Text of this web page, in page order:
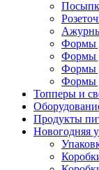
Формы
Формы
Формы
Формы
Топперы и
Продукты
Новогодняя